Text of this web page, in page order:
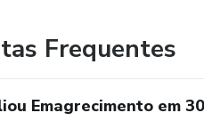
Frequentes
Emagrecimento em